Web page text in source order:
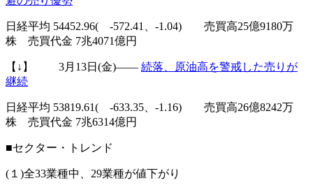
日経平均 54452.96( -572.41、-1.04) 売買高25億9180万
株 売買代金 7兆4071億円
【↓】 3月13日(金)―― 続落、原油高を警戒した売りが
継続
日経平均 53819.61( -633.35、-1.16) 売買高26億8242万
株 売買代金 7兆6314億円
■セクター・トレンド
(１)全33業種中、29業種が値下がり